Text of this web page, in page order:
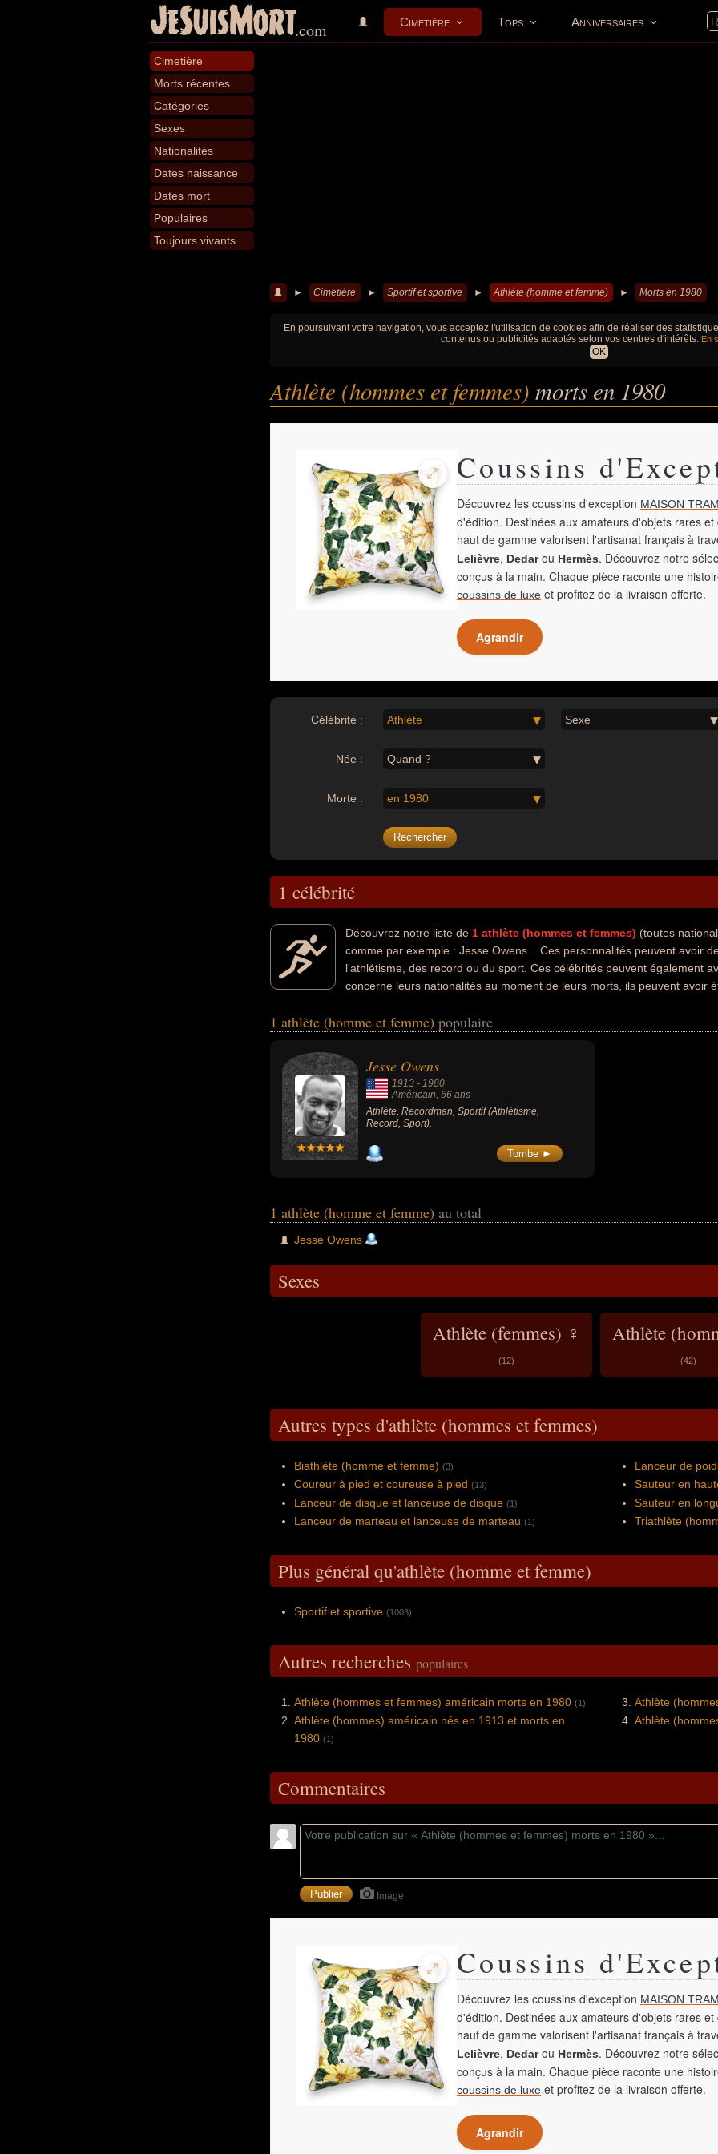
JeSuisMort.com Cimetière Tops Anniversaires
Cimetière
Morts récentes
Catégories
Sexes
Nationalités
Dates naissance
Dates mort
Populaires
Toujours vivants
► Cimetière ► Sportif et sportive ► Athlète (homme et femme) ► Morts en 1980
En poursuivant votre navigation, vous acceptez l'utilisation de cookies afin de réaliser des
contenus ou publicités adaptés selon vos centres d'intérêts. En
OK
Athlète (hommes et femmes) morts en 1980
Coussins
Découvrez les coussins d'exception MAISON
d'édition. Destinées aux amateurs d'objets rares
haut de gamme valorisent l'artisanat français à
Lelièvre, Dedarou Hermès. Découvrez notre
conçus à la main. Chaque pièce raconte une
coussins de luxe et profitez de la livraison offerte.
Agrandir
Célébrité : Athlète Sexe
Née : Quand ?
Morte : en 1980
1 célébrité
Découvrez notre liste de 1 athlète (hommes et femmes) (toutes
comme par exemple : Jesse Owens... Ces personnalités peuvent avoir
l'athlétisme, des record ou du sport. Ces célébrités peuvent également
concerne leurs nationalités au moment de leurs morts, ils peuvent avoir
1 athlète (homme et femme) populaire
Jesse Owens
1913 - 1980
Américain, 66 ans
Athlète, Recordman, Sportif (Athlétisme,
Record, Sport).
Tombe ►
1 athlète (homme et femme) au total
Jesse Owens
Sexes
Athlète (femmes) ♀
(12)
Athlète
(42)
Autres types d'athlète (hommes et femmes)
Biathlète (homme et femme) (3)
Coureur à pied et coureuse à pied (13)
Lanceur de disque et lanceuse de disque (1)
Lanceur de marteau et lanceuse de marteau (1)
Lanceur de
Sauteur en
Sauteur en
Triathlète
Plus général qu'athlète (homme et femme)
Sportif et sportive (1003)
Autres recherches populaires
Athlète (hommes et femmes) américain morts en 1980 (1)
Athlète (hommes) américain nés en 1913 et morts en
1980 (1)
Athlète
Athlète
Commentaires
Image
Coussins
Découvrez les coussins d'exception MAISON
d'édition. Destinées aux amateurs d'objets rares
haut de gamme valorisent l'artisanat français à
Lelièvre, Dedarou Hermès. Découvrez notre
conçus à la main. Chaque pièce raconte une
coussins de luxe et profitez de la livraison offerte.
Agrandir